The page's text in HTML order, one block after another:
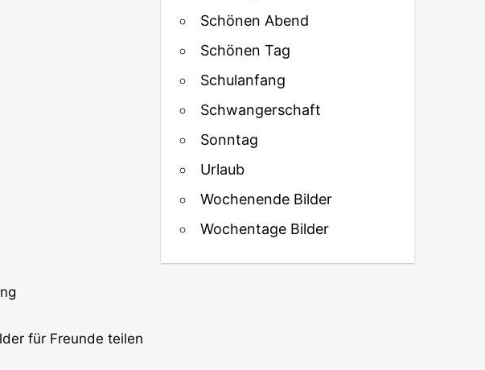
Schönen Abend
Schönen Tag
Schulanfang
Schwangerschaft
Sonntag
Urlaub
Wochenende Bilder
Wochentage Bilder
für Freunde teilen